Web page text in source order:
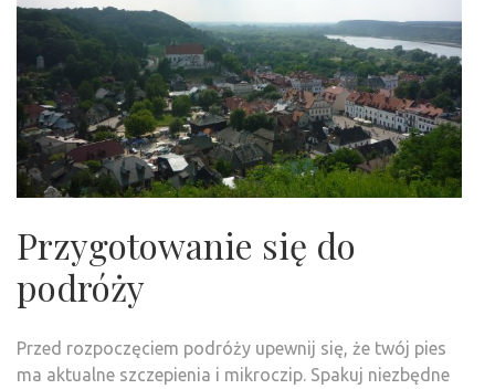
Przygotowanie się do
podróży
Przed rozpoczęciem podróży upewnij się, że twój pies
ma aktualne szczepienia i mikroczip. Spakuj niezbędne